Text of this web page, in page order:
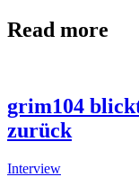
Read more
grim104
zurück
Interview